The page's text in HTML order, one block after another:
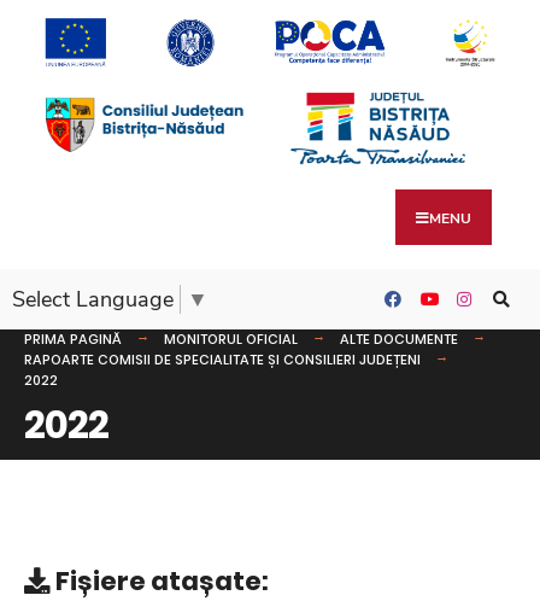
MENU
Select Language ▼
PRIMA PAGINĂ MONITORUL OFICIAL
ALTE DOCUMENTE
RAPOARTE COMISII DE SPECIALITATE ȘI CONSILIERI JUDEȚENI
2022
2022
Fișiere atașate: